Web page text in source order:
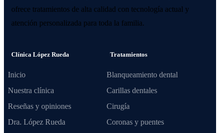
ofrece tratamientos de alta calidad con tecnología actual y
atención personalizada para toda la familia.
Clínica López Rueda
Inicio
Nuestra clínica
Reseñas y opiniones
Dra. López Rueda
Tratamientos
Blanqueamiento dental
Carillas dentales
Cirugía
Coronas y puentes